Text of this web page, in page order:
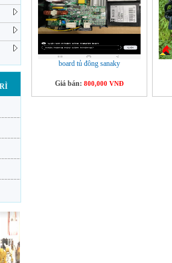
board tủ đông sanaky
Giá bán: 800,000 VNĐ